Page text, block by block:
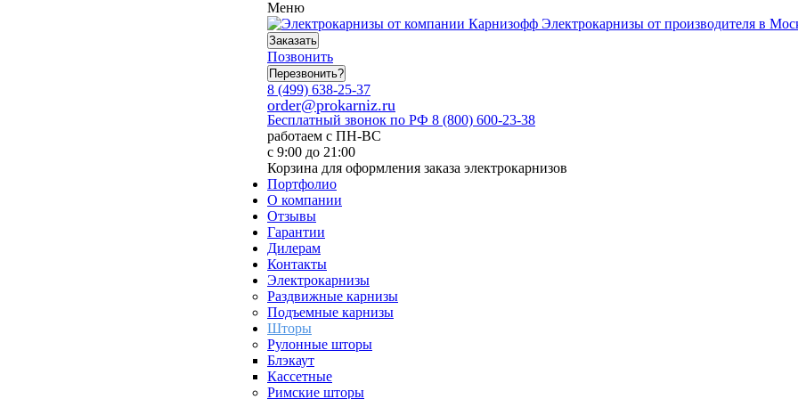
Меню
Электрокарнизы от производителя в
Заказать
Позвонить
Перезвонить?
8 (499) 638-25-37
order@prokarniz.ru
Бесплатный звонок по РФ 8 (800) 600-23-38
работаем с ПН-ВС
с 9:00 до 21:00
Корзина для оформления заказа электрокарнизов
Портфолио
О компании
Отзывы
Гарантии
Дилерам
Контакты
Электрокарнизы
Раздвижные карнизы
Подъемные карнизы
Шторы
Рулонные шторы
Блэкаут
Кассетные
Римские шторы